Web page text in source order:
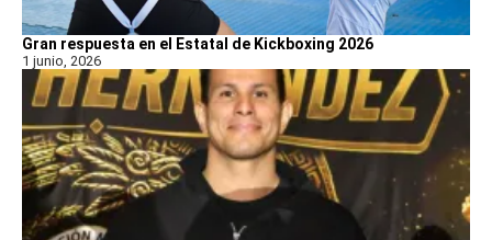
Gran respuesta en el Estatal de Kickboxing 2026
1 junio, 2026